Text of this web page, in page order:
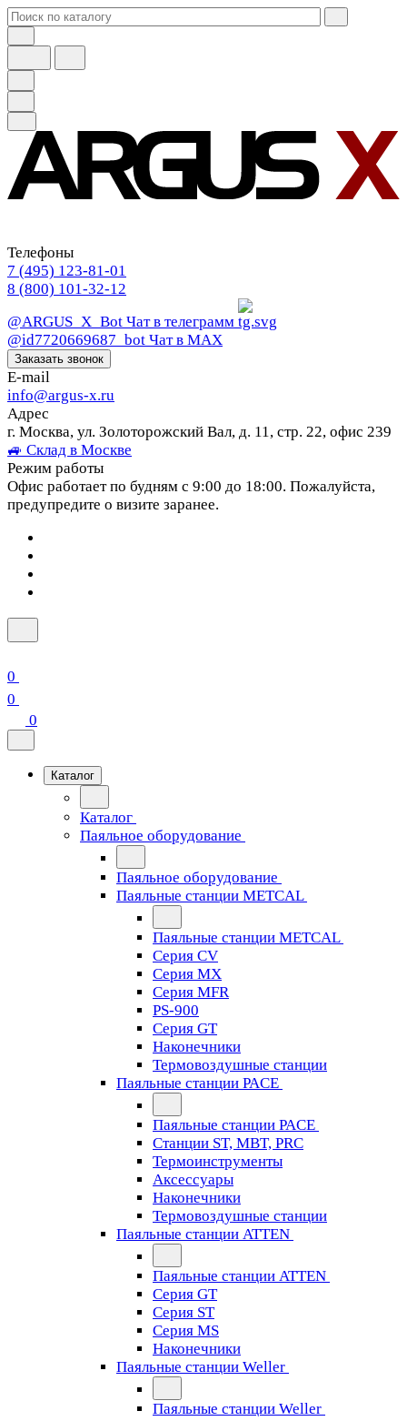
Телефоны
7 (495) 123-81-01
8 (800) 101-32-12
@ARGUS_X_Bot Чат в телеграмм
@id7720669687_bot Чат в МАХ
Заказать звонок
E-mail
info@argus-x.ru
Адрес
г. Москва, ул. Золоторожский Вал, д. 11, стр. 22, офис 239
🚙 Склад в Москве
Режим работы
Офис работает по будням с 9:00 до 18:00. Пожалуйста,
предупредите о визите заранее.
0
0
0
Каталог
Каталог
Паяльное оборудование
Паяльное оборудование
Паяльные станции METCAL
Паяльные станции METCAL
Серия CV
Серия MX
Серия MFR
PS-900
Серия GT
Наконечники
Термовоздушные станции
Паяльные станции PACE
Паяльные станции PACE
Станции ST, MBT, PRC
Термоинструменты
Аксессуары
Наконечники
Термовоздушные станции
Паяльные станции ATTEN
Паяльные станции ATTEN
Серия GT
Серия ST
Серия MS
Наконечники
Паяльные станции Weller
Паяльные станции Weller